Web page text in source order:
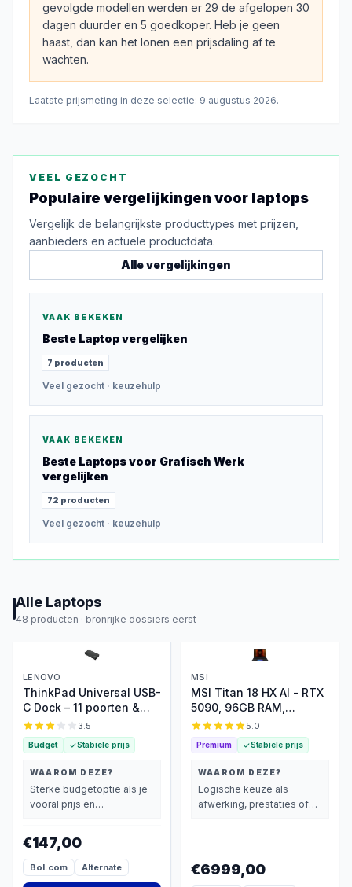
gevolgde modellen werden er 29 de afgelopen 30
dagen duurder en 5 goedkoper. Heb je geen
haast, dan kan het lonen een prijsdaling af te
wachten.
Laatste prijsmeting in deze selectie: 9 augustus 2026.
VEEL GEZOCHT
Populaire vergelijkingen voor laptops
Vergelijk de belangrijkste producttypes met prijzen,
aanbieders en actuele productdata.
Alle vergelijkingen
VAAK BEKEKEN
Beste Laptopvergelijken
7 producten
Veel gezocht · keuzehulp
VAAK BEKEKEN
Beste Laptops voor Grafisch Werk
vergelijken
72 producten
Veel gezocht · keuzehulp
Alle Laptops
48 producten · bronrijke dossiers eerst
LENOVO
ThinkPad Universal USB-
C Dock – 11 poorten &
100W opladen
3.5
Budget Stabiele prijs
WAAROM DEZE?
Sterke budgetoptie als je
vooral prijs en
€147,00
Bol.com Alternate
MSI
MSI Titan 18 HX AI - RTX
5090, 96GB RAM,
Gaming Laptop
5.0
Premium Stabiele prijs
WAAROM DEZE?
Logische keuze als
afwerking, prestaties of
€6999,00